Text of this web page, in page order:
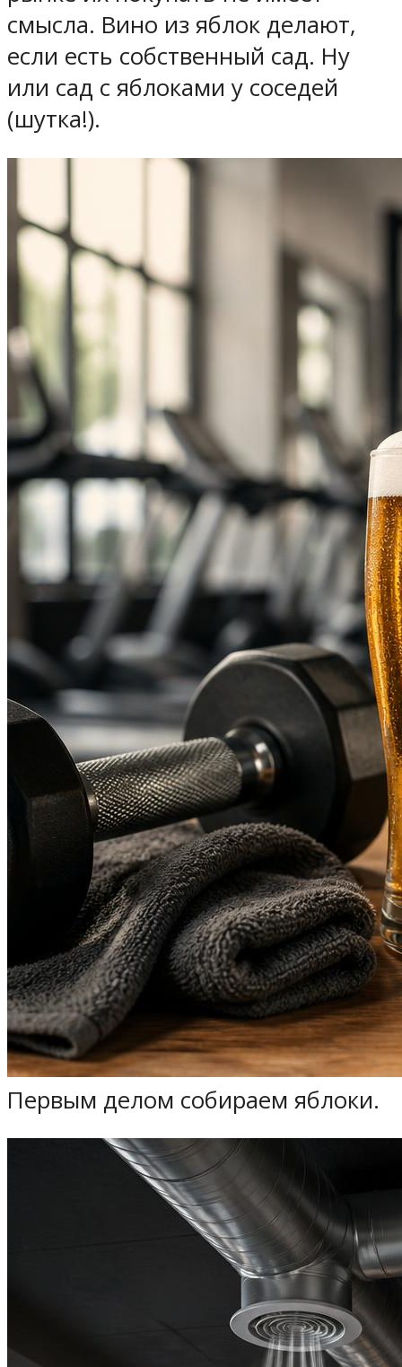
смысла. Вино из яблок делают,
если есть собственный сад. Ну
или сад с яблоками у соседей
(шутка!).
Первым делом собираем яблоки.